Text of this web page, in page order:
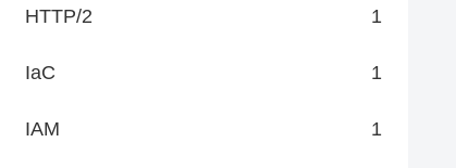
HTTP/2 1
IaC 1
IAM 1